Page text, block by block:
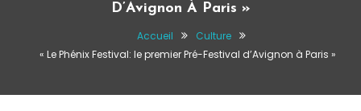
D’Avignon À Paris »
Accueil
Culture
« Le Phénix Festival: le premier Pré-Festival d’Avignon à Paris »